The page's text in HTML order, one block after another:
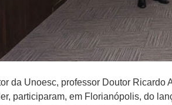
da Unoesc, professor Doutor
participaram, em Florianópolis, do